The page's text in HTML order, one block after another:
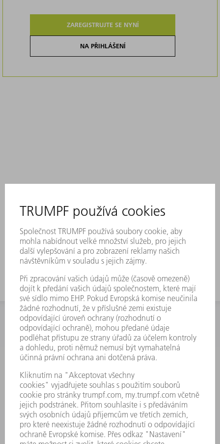
ZAREGISTRUJTE SE NYNÍ
NA PŘIHLÁŠENÍ
INFORMACE
Často kladené dotazy
Všeobecné obchodní podmínky
KONTAKTNÍ ÚDAJE
Náhradní díly
+420 251 106 254
Po - čt 8:00 - 17:00
Pá 8:00 - 16:00
ND@trumpf.com
KONTAKTNÍ ÚDAJE